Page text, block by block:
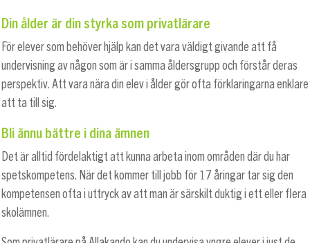
Din ålder är din styrka som privatlärare
För elever som behöver hjälp kan det vara väldigt givande att få
undervisning av någon som är i samma åldersgrupp och förstår deras
perspektiv. Att vara nära din elev i ålder gör ofta förklaringarna enklare
att ta till sig.
Bli ännu bättre i dina ämnen
Det är alltid fördelaktigt att kunna arbeta inom områden där du har
spetskompetens. När det kommer till jobb för 17 åringar tar sig den
kompetensen ofta i uttryck av att man är särskilt duktig i ett eller flera
skolämnen.